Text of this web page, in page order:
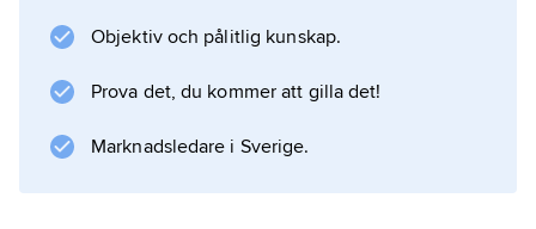
Objektiv och pålitlig kunskap.
Prova det, du kommer att gilla det!
Marknadsledare i Sverige.